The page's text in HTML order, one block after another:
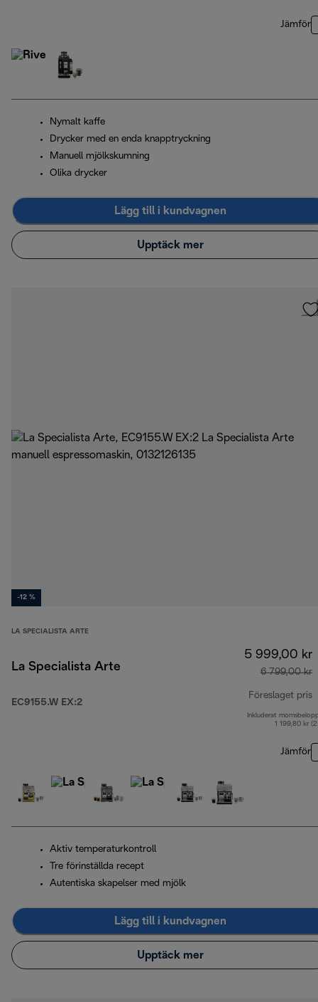
Jämför
Nymalt kaffe
Drycker med en enda knapptryckning
Manuell mjölkskumning
Olika drycker
Lägg till i kundvagnen
Upptäck mer
-12 %
LA SPECIALISTA ARTE
La Specialista Arte
EC9155.W EX:2
5 999,00 kr
6 799,00 kr
Föreslaget pris
Inkluderat
1 199,80 kr
Jämför
Aktiv temperaturkontroll
Tre förinställda recept
Autentiska skapelser med mjölk
Lägg till i kundvagnen
Upptäck mer